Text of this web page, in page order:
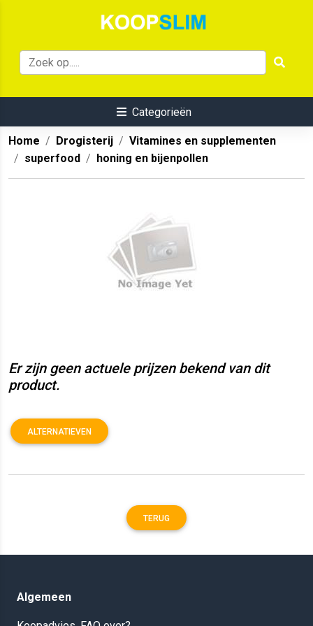
Categorieën
Home Drogisterij
Vitamines en supplementen
superfood
honing en bijenpollen
Er zijn geen actuele prijzen bekend van dit
product.
ALTERNATIEVEN
TERUG
Algemeen